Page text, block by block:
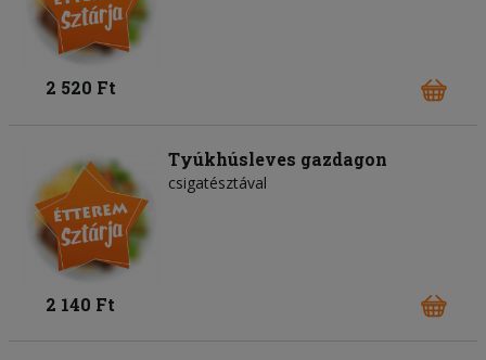
2 520 Ft
Tyúkhúsleves gazdagon
csigatésztával
2 140 Ft